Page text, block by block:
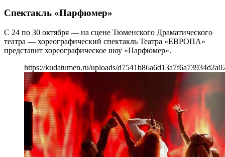
Спектакль «Парфюмер»
С 24 по 30 октября — на сцене Тюменского Драматического
театра — хореографический спектакль Театра «ЕВРОПА»
представит хореографическое шоу «Парфюмер».
https://kudatumen.ru/uploads/